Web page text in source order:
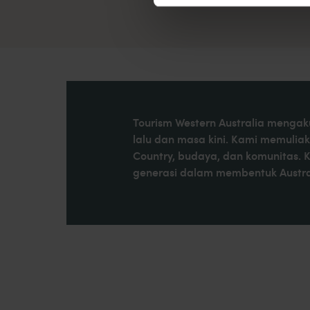
Tourism Western Australia
lalu dan masa kini. Kami
Country, budaya, dan komunitas.
generasi dalam membentuk